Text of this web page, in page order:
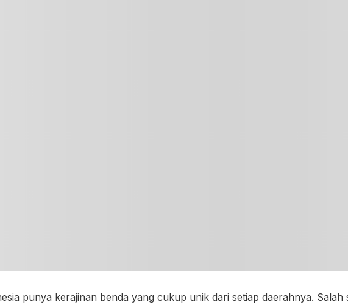
punya kerajinan benda yang cukup unik dari setiap daerahnya. Salah